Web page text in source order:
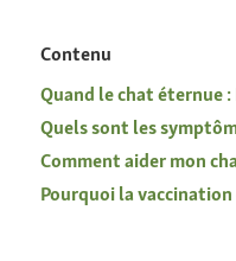
Contenu
Quand le chat éternue :
Quels sont les
Comment aider mon
Pourquoi la